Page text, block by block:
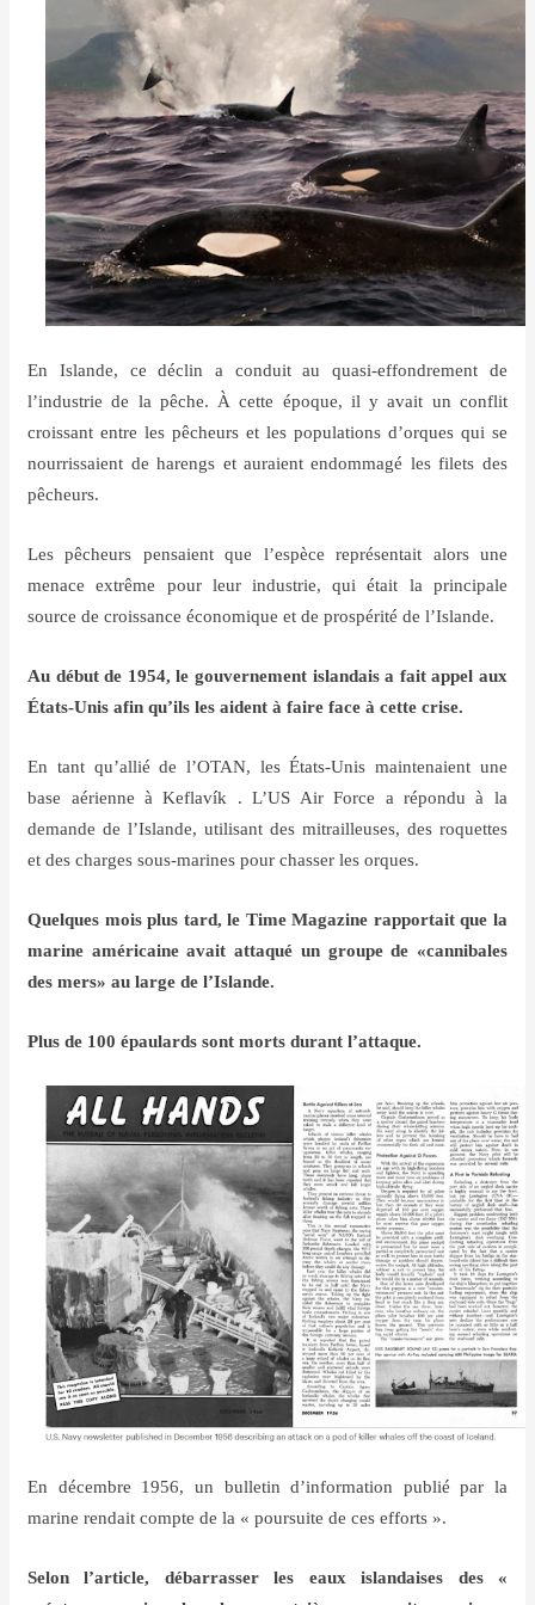
En Islande, ce déclin a conduit au quasi-effondrement de
l’industrie de la pêche. À cette époque, il y avait un conflit
croissant entre les pêcheurs et les populations d’orques qui se
nourrissaient de harengs et auraient endommagé les filets des
pêcheurs.
Les pêcheurs pensaient que l’espèce représentait alors une
menace extrême pour leur industrie, qui était la principale
source de croissance économique et de prospérité de l’Islande.
Au début de 1954, le gouvernement islandais a fait appel aux
États-Unis afin qu’ils les aident à faire face à cette crise.
En tant qu’allié de l’OTAN, les États-Unis maintenaient une
base aérienne à Keflavík . L’US Air Force a répondu à la
demande de l’Islande, utilisant des mitrailleuses, des roquettes
et des charges sous-marines pour chasser les orques.
Quelques mois plus tard, le Time Magazine rapportait que la
marine américaine avait attaqué un groupe de «cannibales
des mers» au large de l’Islande.
Plus de 100 épaulards sont morts durant l’attaque.
En décembre 1956, un bulletin d’information publié par la
marine rendait compte de la « poursuite de ces efforts ».
Selon l’article, débarrasser les eaux islandaises des «